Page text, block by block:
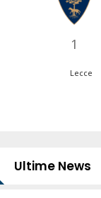
1
Lecce
Ultime News